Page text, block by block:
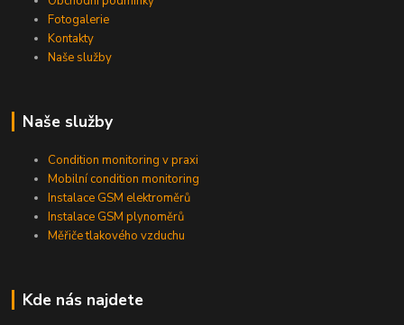
Fotogalerie
Kontakty
Naše služby
Naše služby
Condition monitoring v praxi
Mobilní condition monitoring
Instalace GSM elektroměrů
Instalace GSM plynoměrů
Měřiče tlakového vzduchu
Kde nás najdete